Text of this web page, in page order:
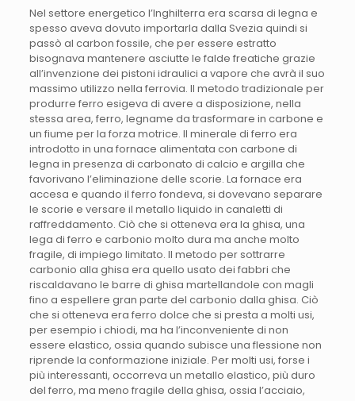
Nel settore energetico l’Inghilterra era scarsa di legna e
spesso aveva dovuto importarla dalla Svezia quindi si
passò al carbon fossile, che per essere estratto
bisognava mantenere asciutte le falde freatiche grazie
all’invenzione dei pistoni idraulici a vapore che avrà il suo
massimo utilizzo nella ferrovia. Il metodo tradizionale per
produrre ferro esigeva di avere a disposizione, nella
stessa area, ferro, legname da trasformare in carbone e
un fiume per la forza motrice. Il minerale di ferro era
introdotto in una fornace alimentata con carbone di
legna in presenza di carbonato di calcio e argilla che
favorivano l’eliminazione delle scorie. La fornace era
accesa e quando il ferro fondeva, si dovevano separare
le scorie e versare il metallo liquido in canaletti di
raffreddamento. Ciò che si otteneva era la ghisa, una
lega di ferro e carbonio molto dura ma anche molto
fragile, di impiego limitato. Il metodo per sottrarre
carbonio alla ghisa era quello usato dei fabbri che
riscaldavano le barre di ghisa martellandole con magli
fino a espellere gran parte del carbonio dalla ghisa. Ciò
che si otteneva era ferro dolce che si presta a molti usi,
per esempio i chiodi, ma ha l’inconveniente di non
essere elastico, ossia quando subisce una flessione non
riprende la conformazione iniziale. Per molti usi, forse i
più interessanti, occorreva un metallo elastico, più duro
del ferro, ma meno fragile della ghisa, ossia l’acciaio,